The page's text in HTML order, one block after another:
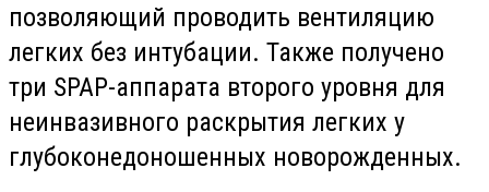
позволяющий проводить вентиляцию
легких без интубации. Также получено
три SPAP-аппарата второго уровня для
неинвазивного раскрытия легких у
глубоконедоношенных новорожденных.